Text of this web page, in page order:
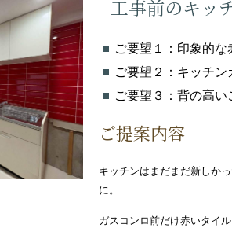
工事前のキッ
ご要望１：印象的
ご要望２：キッチ
ご要望３：背の高
ご提案内容
キッチンはまだまだ新しか
に。
ガスコンロ前だけ赤いタイ